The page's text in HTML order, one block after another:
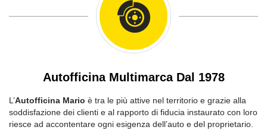
Autofficina Multimarca Dal 1978
L’Autofficina Mario è tra le più attive nel territorio e grazie alla
soddisfazione dei clienti e al rapporto di fiducia instaurato con loro
riesce ad accontentare ogni esigenza dell’auto e del proprietario.